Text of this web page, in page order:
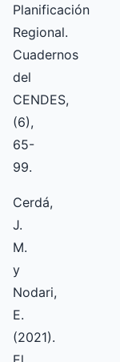
Planificación
Regional.
Cuadernos
del
CENDES,
(6),
65-
99.
Cerdá,
J.
M.
y
Nodari,
E.
(2021).